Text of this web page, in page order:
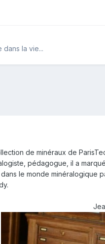
la vie...
de minéraux de
pédagogue, il a
le monde minéralogique